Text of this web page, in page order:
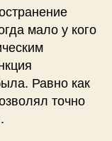
мало у кого
Равно как
точно